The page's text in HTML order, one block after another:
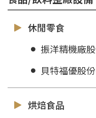
休閒零食
振洋精機廠
貝特福優股
烘焙食品